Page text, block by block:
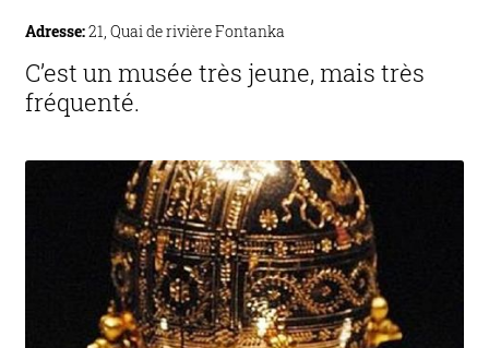
Adresse:21, Quai de rivière Fontanka
C’est un musée très jeune, mais très
fréquenté.